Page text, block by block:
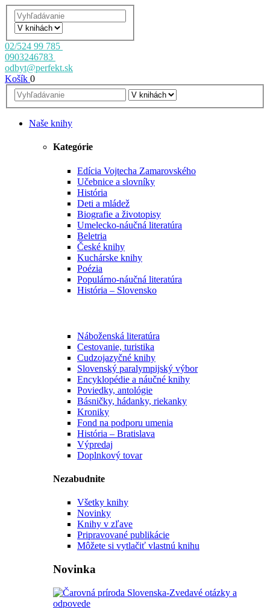
02/524 99 785
0903246783
odbyt@perfekt.sk
Košík 0
Naše knihy
Kategórie
Edícia Vojtecha Zamarovského
Učebnice a slovníky
História
Deti a mládež
Biografie a životopisy
Umelecko-náučná literatúra
Beletria
České knihy
Kuchárske knihy
Poézia
Populárno-náučná literatúra
História – Slovensko
Náboženská literatúra
Cestovanie, turistika
Cudzojazyčné knihy
Slovenský paralympijský výbor
Encyklopédie a náučné knihy
Poviedky, antológie
Básničky, hádanky, riekanky
Kroniky
Fond na podporu umenia
História – Bratislava
Výpredaj
Doplnkový tovar
Nezabudnite
Všetky knihy
Novinky
Knihy v zľave
Pripravované publikácie
Môžete si vytlačiť vlastnú knihu
Novinka